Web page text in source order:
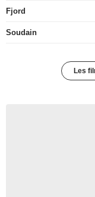
Fjord
Soudain
Les